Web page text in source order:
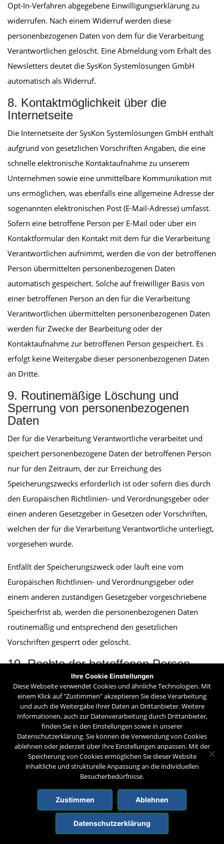
Opt-In-Verfahren abgegebene Einwilligungserklärung zu
widerrufen. Nach einem Widerruf werden diese
personenbezogenen Daten von dem für die Verarbeitung
Verantwortlichen gelöscht. Eine Abmeldung vom Erhalt des
Newsletters deutet die SysKon Systemlösungen GmbH
automatisch als Widerruf.
8. Kontaktmöglichkeit über die
Internetseite
Die Internetseite der SysKon Systemlösungen GmbH enthält
aufgrund von gesetzlichen Vorschriften Angaben, die eine
schnelle elektronische Kontaktaufnahme zu unserem
Unternehmen sowie eine unmittelbare Kommunikation mit
uns ermöglichen, was ebenfalls eine allgemeine Adresse der
sogenannten elektronischen Post (E-Mail-Adresse) umfasst.
Sofern eine betroffene Person per E-Mail oder über ein
Kontaktformular den Kontakt mit dem für die Verarbeitung
Verantwortlichen aufnimmt, werden die von der betroffenen
Person übermittelten personenbezogenen Daten
automatisch gespeichert. Solche auf freiwilliger Basis von
einer betroffenen Person an den für die Verarbeitung
Verantwortlichen übermittelten personenbezogenen Daten
werden für Zwecke der Bearbeitung oder der
Kontaktaufnahme zur betroffenen Person gespeichert. Es
erfolgt keine Weitergabe dieser personenbezogenen Daten
an Dritte.
9. Routinemäßige Löschung und
Sperrung von personenbezogenen
Daten
Der für die Verarbeitung Verantwortliche verarbeitet und
speichert personenbezogene Daten der betroffenen Person
nur für den Zeitraum, der zur Erreichung des
Speicherungszwecks erforderlich ist oder sofern dies durch
den Europäischen Richtlinien- und Verordnungsgeber oder
einen anderen Gesetzgeber in Gesetzen oder Vorschriften,
welchen der für die Verarbeitung Verantwortliche unterliegt,
vorgesehen wurde.
Entfällt der Speicherungszweck oder läuft eine vom
Europäischen Richtlinien- und Verordnungsgeber oder
einem anderen zuständigen Gesetzgeber vorgeschriebene
Speicherfrist ab, werden die personenbezogenen Daten
routinemäßig und entsprechend den gesetzlichen
Vorschriften gesperrt oder gelöscht.
10. Rechte der betroffenen Person
a) Recht auf Bestätigung
Jede betroffene Person hat das vom Europäischen
Richtlinien- und Verordnungsgeber eingeräumte Recht,
von dem für die Verarbeitung Verantwortlichen eine
Bestätigung darüber zu verlangen, ob sie betreffende
personenbezogene Daten verarbeitet werden. Möchte
eine betroffene Person dieses Bestätigungsrecht in
Anspruch nehmen, kann sie sich hierzu jederzeit an
einen Mitarbeiter des für die Verarbeitung
Verantwortlichen wenden.
Ihre Cookie Einstellungen
Diese Webseite verwendet Cookies und ähnliche Technologien. Mit
einem Klick auf "Zustimmen" akzeptieren Sie diese Verarbeitung
und auch die Weitergabe Ihrer Daten an Drittanbieter. Weitere
Informationen, auch zur Datenverarbeitung durch Drittanbieter,
finden Sie in den Einstellungen sowie in unserer
Datenschutzerklärung. Sie können die Verwendung von Cookies
ablehnen oder jederzeit über Ihre Einstellungen anpassen. Mit der
Speicherung von Cookies ermöglichen Sie dieser Website
inhaltliche und strukturelle Anpassung an die individuellen
Besucherbedürfnisse.
Zustimmen Ablehnen
Datenschutzerklärung